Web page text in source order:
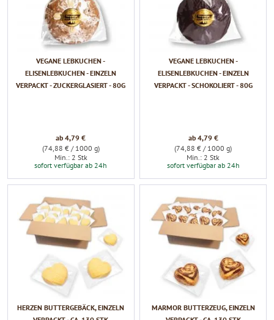
VEGANE LEBKUCHEN -
ELISENLEBKUCHEN - EINZELN
VERPACKT - ZUCKERGLASIERT - 80G
ab 4,79 €
(74,88 € / 1000 g)
Min.: 2 Stk
sofort verfügbar ab 24h
VEGANE LEBKUCHEN -
ELISENLEBKUCHEN - EINZELN
VERPACKT - SCHOKOLIERT - 80G
ab 4,79 €
(74,88 € / 1000 g)
Min.: 2 Stk
sofort verfügbar ab 24h
HERZEN BUTTERGEBÄCK, EINZELN
MARMOR BUTTERZEUG, EINZELN